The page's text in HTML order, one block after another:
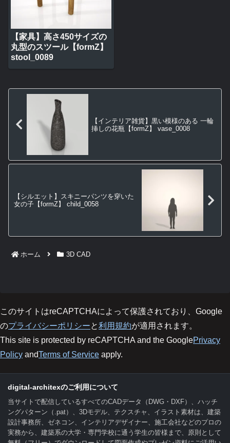
【家具】高さ450サイズの
丸型のスツール【formZ】
stool_0089
【インテリア雑貨】黒い模様のある 一輪
挿しの花瓶【formZ】 vase_0008
【シルエット】スキニーパンツを穿いた
女の子【formZ】 child_0058
ホーム 3D CAD
このサイトはreCAPTCHAによって保護されており、Google
のプライバシーポリシーと利用規約が適用されます。
This site is protected by reCAPTCHA and the GooglePrivacy
Policy andTerms of Service apply.
digital-architexのご利用について
当サイトで配信しているすべてのCADデータ（DWG・DXF）、ハッチ
ングパターン（.pat）、3Dモデル、テクスチャ、イラスト素材は、建築
設計事務所、ゼネコン、インテリアデザイナー、施工会社などのプロの
実務から、建築系の大学・専門学校に通う学生の皆様まで、原則として